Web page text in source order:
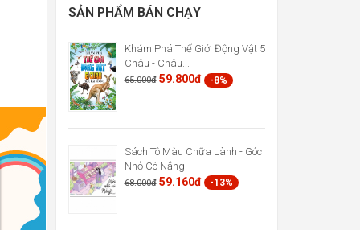
SẢN PHẨM BÁN CHẠY
Khám Phá Thế Giới Động Vật 5
Châu - Châu...
65.000đ 59.800đ -8%
Sách Tô Màu Chữa Lành - Góc
Nhỏ Có Nắng
68.000đ 59.160đ -13%